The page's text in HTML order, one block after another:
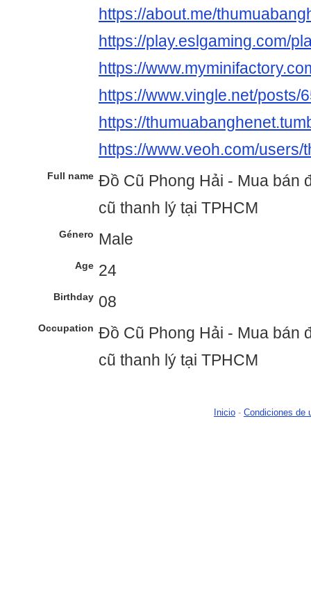
https://about.me/
https://play.eslgaming.com/
https://
https://www.vingle.net/posts/
https://
https://www.veoh.com/users/
Full name Đồ Cũ Phong Hải - Mua bán
cũ thanh lý tại TPHCM
Género Male
Age 24
Birthday 08
Occupation Đồ Cũ Phong Hải - Mua bán
cũ thanh lý tại TPHCM
Inicio - Condiciones de